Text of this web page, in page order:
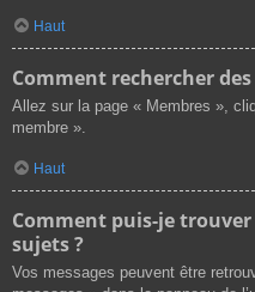
Haut
Comment rechercher
Allez sur la page « Membres »,
membre ».
Haut
Comment puis-je trouver
sujets ?
Vos messages peuvent être